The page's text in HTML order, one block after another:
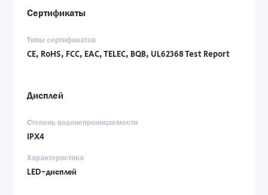
Сертификаты
Типы сертификатов
CE, RoHS, FCC, EAC, TELEC, BQB, UL62368 Test Report
Дисплей
Степень водонепроницаемости
IPX4
Характеристика
LED-дисплей